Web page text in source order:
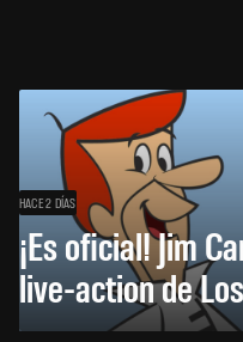
HACE 2 DÍAS
¡Es oficial! Jim
live-action de